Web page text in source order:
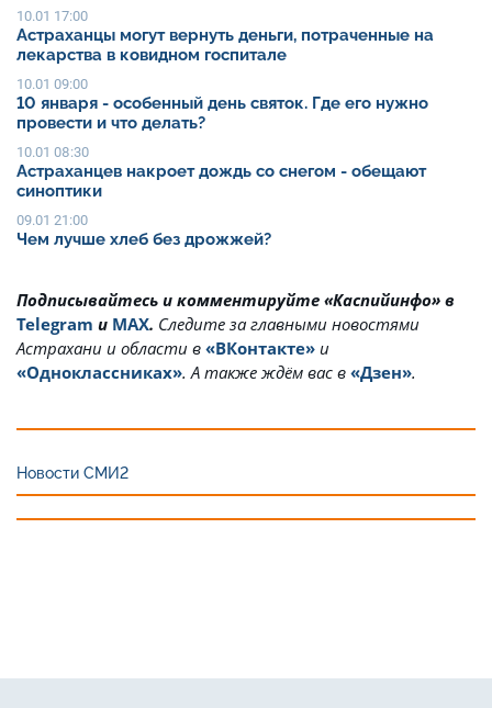
10.01 17:00
Астраханцы могут вернуть деньги, потраченные на
лекарства в ковидном госпитале
10.01 09:00
10 января - особенный день святок. Где его нужно
провести и что делать?
10.01 08:30
Астраханцев накроет дождь со снегом - обещают
синоптики
09.01 21:00
Чем лучше хлеб без дрожжей?
Подписывайтесь и комментируйте «Каспийинфо» в
Telegram и MAX. Cледите за главными новостями
Астрахани и области в «ВКонтакте» и
«Одноклассниках». А также ждём вас в «Дзен».
Новости СМИ2